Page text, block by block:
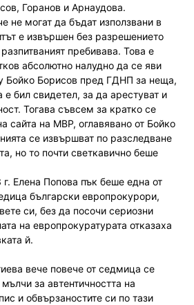
Горанов и Арнаудова.
не могат да бъдат използвани в
е извършен без разрешението
пребивава. Това е
абсолютно налудно да се яви
Бойко Борисов пред ГДНП за неща,
е бил свидетел, за да арестуват и
Тогава съвсем за кратко се
сайта на МВР, оглавявано от Бойко
се извършват по разследване
но то почти светкавично беше
Елена Попова пък беше една от
български европрокурори,
си, без да посочи сериозни
на европрокуратурата отказаха
й.
вече повече от седмица се
за автентичността на
и обвързаностите си по тази